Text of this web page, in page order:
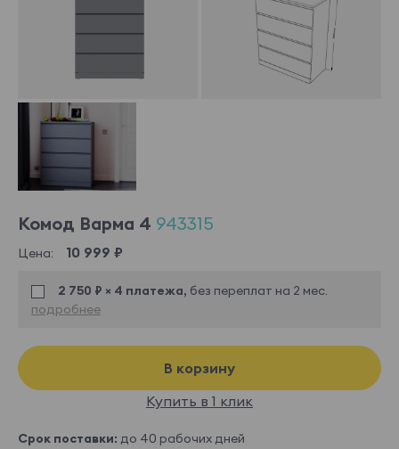
Комод Варма 4 943315
Цена: 10 999 ₽
2 750 ₽ × 4 платежа, без переплат на 2 мес.
подробнее
В корзину
Купить в 1 клик
Срок поставки: до 40 рабочих дней